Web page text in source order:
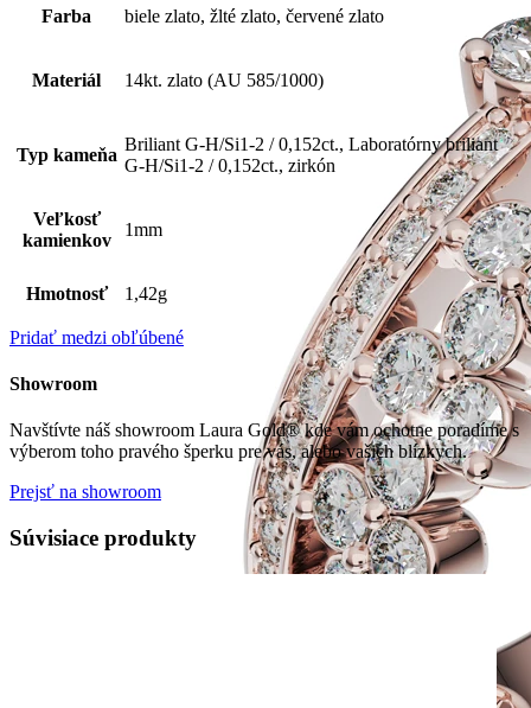
Farba biele zlato, žlté zlato, červené zlato
Materiál 14kt. zlato (AU 585/1000)
Typ kameňa
Briliant G-H/Si1-2 / 0,152ct., Laboratórny briliant
G-H/Si1-2 / 0,152ct., zirkón
Veľkosť
kamienkov
1mm
Hmotnosť 1,42g
Pridať medzi obľúbené
Showroom
Navštívte náš showroom Laura Gold® kde vám ochotne poradíme s
výberom toho pravého šperku pre vás, alebo vašich blízkych.
Prejsť na showroom
Súvisiace produkty